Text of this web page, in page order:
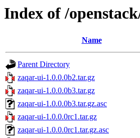
Index of /
Name
Parent Directory
zaqar-ui-1.0.0.0b2.tar.gz
zaqar-ui-1.0.0.0b3.tar.gz
zaqar-ui-1.0.0.0b3.tar.gz.asc
zaqar-ui-1.0.0.0rc1.tar.gz
zaqar-ui-1.0.0.0rc1.tar.gz.asc